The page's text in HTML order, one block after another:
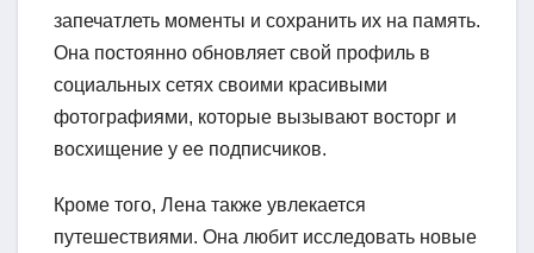
запечатлеть моменты и сохранить их на память.
Она постоянно обновляет свой профиль в
социальных сетях своими красивыми
фотографиями, которые вызывают восторг и
восхищение у ее подписчиков.
Кроме того, Лена также увлекается
путешествиями. Она любит исследовать новые